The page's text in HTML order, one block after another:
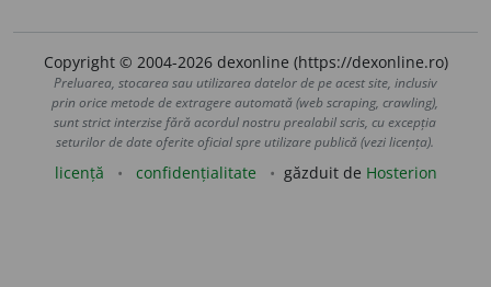
Copyright © 2004-2026 dexonline (https://dexonline.ro)
Preluarea, stocarea sau utilizarea datelor de pe acest site, inclusiv
prin orice metode de extragere automată (web scraping, crawling),
sunt strict interzise fără acordul nostru prealabil scris, cu excepția
seturilor de date oferite oficial spre utilizare publică (vezi licența).
licență confidențialitate găzduit de Hosterion